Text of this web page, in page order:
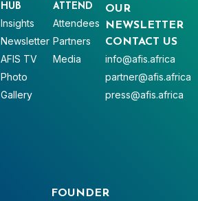
OUR
NEWSLETTER
CONTACT US
info@afis.africa
partner@afis.africa
press@afis.africa
HUB
Insights
Newsletter
AFIS TV
Photo
Gallery
ATTEND
Attendees
Partners
Media
FOUNDER